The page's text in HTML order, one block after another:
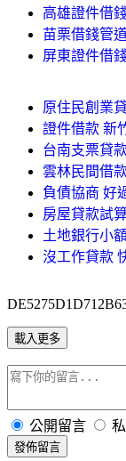
高雄證件借
苗栗借錢管
屏東證件借
原住民創業
證件借款 新
台南支票貸
雲林民間借
負債協商 好
房屋貸款試
土地銀行小
沒工作貸款
載入更多
公開留言
發佈留言